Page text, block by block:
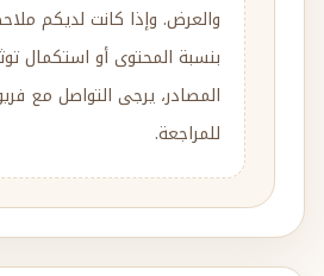
والعرض. وإذا كانت لديكم
بنسبة المحتوى أو استكمال
المصادر، يرجى التواصل مع
للمراجعة.